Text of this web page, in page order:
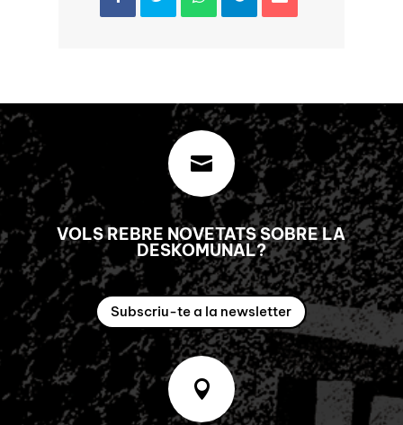

VOLS REBRE NOVETATS SOBRE LA
DESKOMUNAL?
Subscriu-te a la newsletter
